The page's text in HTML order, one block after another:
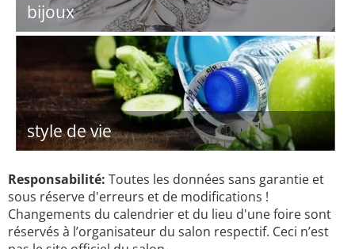
bijoux
style de vie
Responsabilité: Toutes les données sans garantie et
sous réserve d'erreurs et de modifications !
Changements du calendrier et du lieu d'une foire sont
réservés à l’organisateur du salon respectif. Ceci n’est